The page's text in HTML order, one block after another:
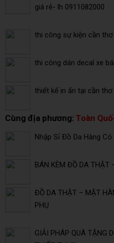
giá rẻ- lh 0911082000
thi công sự kiện cần thơ
thi công dán decal xe
thiết kế in ấn tại cần thơ
Cùng địa phương: Toàn
Nhập Sỉ Đồ Da Hàng
BÁN KÈM ĐỒ DA THẬT
ĐỒ DA THẬT – MẶT
PHỤ
GIẢI PHÁP QUÀ TẶNG